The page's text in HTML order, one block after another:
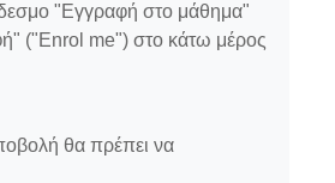
"Εγγραφή στο μάθημα"
("Enrol me") στο κάτω μέρος
θα πρέπει να